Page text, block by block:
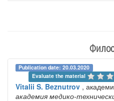
Publication date: 20.03.2020
Evaluate the material
Vitalii S. Beznutrov ,
академия медико-